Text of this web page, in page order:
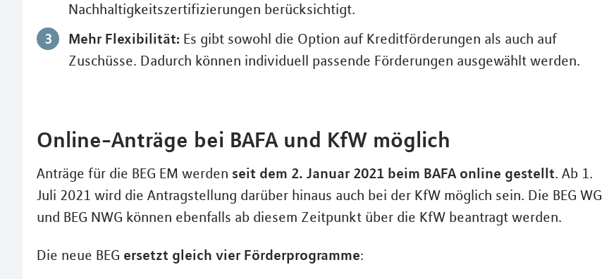
Nachhaltigkeitszertifizierungen berücksichtigt.
Mehr Flexibilität: Es gibt sowohl die Option auf Kreditförderungen als auch auf
Zuschüsse. Dadurch können individuell passende Förderungen ausgewählt werden.
Online-Anträge bei BAFA und KfW möglich
Anträge für die BEG EM werden seit dem 2. Januar 2021 beim BAFA online gestellt. Ab 1.
Juli 2021 wird die Antragstellung darüber hinaus auch bei der KfW möglich sein. Die BEG WG
und BEG NWG können ebenfalls ab diesem Zeitpunkt über die KfW beantragt werden.
Die neue BEG ersetzt gleich vier Förderprogramme: